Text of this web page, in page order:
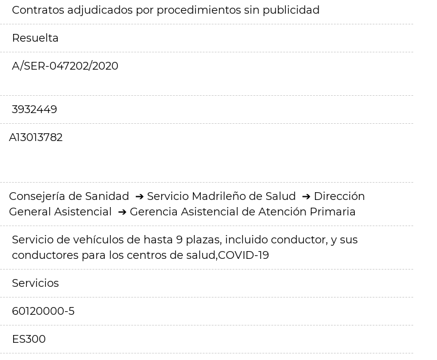
Contratos adjudicados por procedimientos sin publicidad
Resuelta
A/SER-047202/2020
3932449
A13013782
Consejería de Sanidad Servicio Madrileño de Salud
Dirección
General Asistencial
Gerencia Asistencial de Atención Primaria
Servicio de vehículos de hasta 9 plazas, incluido conductor, y sus
conductores para los centros de salud,COVID-19
Servicios
60120000-5
ES300